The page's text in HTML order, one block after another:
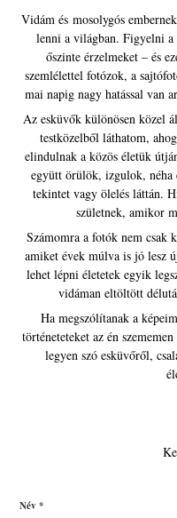
Vidám és mosolygós
lenni a világban. Figyelni a
őszinte érzelmeket – és
szemlélettel fotózok, a
mai napig nagy hatással van
Az esküvők különösen közel
testközelből láthatom,
elindulnak a közös életük
együtt örülök, izgulok, néha
tekintet vagy ölelés láttán.
születnek, amikor
Számomra a fotók nem csak
amiket évek múlva is jó lesz
lehet lépni életetek egyik
vidáman eltöltött
Ha megszólítanak a
történeteteket az én
legyen szó esküvőről,
Név *